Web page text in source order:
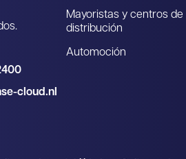
cloud.nl
Mayoristas y centros de
distribución
Automoción